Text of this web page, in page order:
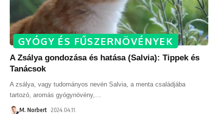
GYÓGY ÉS FŰSZERNÖVÉNYEK
A Zsálya gondozása és hatása (Salvia): Tippek és
Tanácsok
A zsálya, vagy tudományos nevén Salvia, a menta családjába
tartozó, aromás gyógynövény,
M. Norbert 2024.04.11.